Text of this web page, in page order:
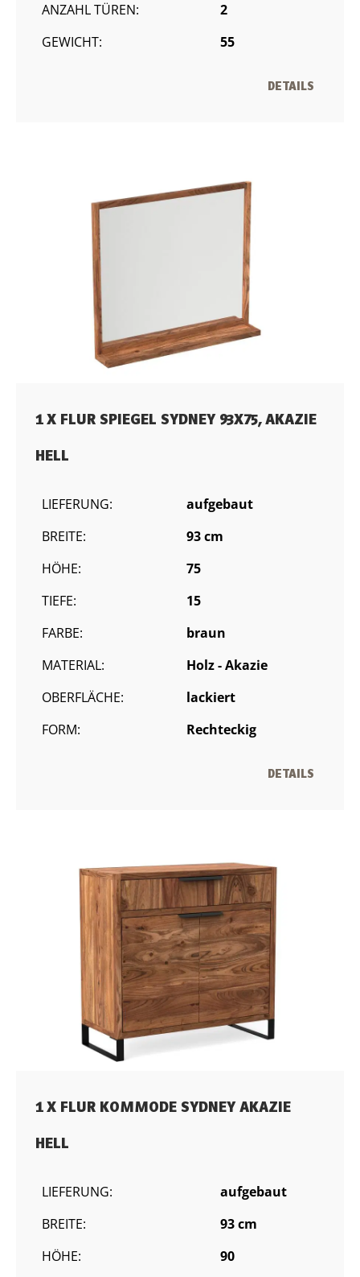
ANZAHL TÜREN:
2
GEWICHT:
55
DETAILS
1 X FLUR SPIEGEL SYDNEY 93X75, AKAZIE
HELL
LIEFERUNG:
aufgebaut
BREITE:
93 cm
HÖHE:
75
TIEFE:
15
FARBE:
braun
MATERIAL:
Holz - Akazie
OBERFLÄCHE:
lackiert
FORM:
Rechteckig
DETAILS
1 X FLUR KOMMODE SYDNEY AKAZIE
HELL
LIEFERUNG:
aufgebaut
BREITE:
93 cm
HÖHE:
90